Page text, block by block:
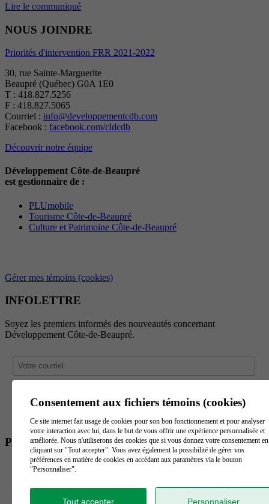
Lire le communiqué
NOUS JOINDRE
Priorités d'intervention FRR 2021-2022
30, rue Sainte-Marguerite
Beaupré (Québec) G0A 1E0
T : 418.827.5256
F : 418.827.5065
Courriel : info@developpementcdb.com
Facebook : facebook.com/cldcdb
Découvrir notre équipe
Développement Côte-de-Beaupré
est gestionnaire de :
PLUmobile
Tourisme Côte-de-Beaupré
Culture et Patrimoine Côte-de-Beaupré
Gérer mes témoins (cookies)
INFOLETTRE
Soyez les premiers informés des nouveautés concernant
Développement Côte-de-Beaupré.
PARTENAIRES
Consentement aux fichiers témoins (cookies)
Ce site internet fait usage de cookies pour son bon fonctionnement et pour analyser
votre interaction avec lui, dans le but de vous offrir une expérience personnalisée et
améliorée. Nous n'utiliserons des cookies que si vous donnez votre consentement en
cliquant sur "Tout accepter". Vous avez également la possibilité de gérer vos
préférences en matière de cookies en accédant aux paramètres via le bouton
"Personnaliser".
Tout accepter Personnaliser